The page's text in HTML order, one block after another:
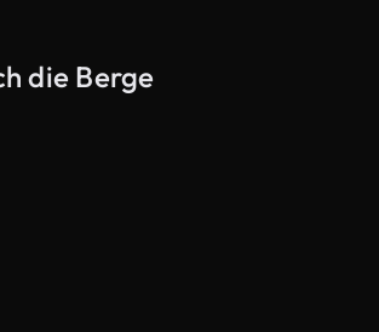
die Berge